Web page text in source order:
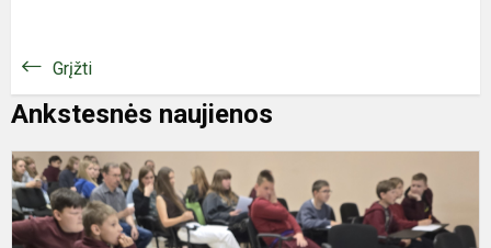
Grįžti
Ankstesnės naujienos